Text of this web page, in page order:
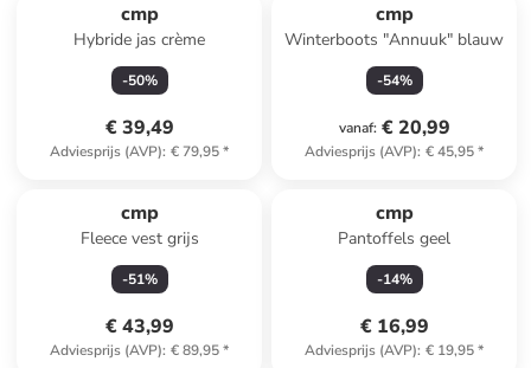
cmp
Hybride jas crème
-50%
€ 39,49
Adviesprijs (AVP): € 79,95*
cmp
Winterboots "Annuuk" blauw
-54%
vanaf: € 20,99
Adviesprijs (AVP): € 45,95*
cmp
Fleece vest grijs
-51%
€ 43,99
Adviesprijs (AVP): € 89,95*
cmp
Pantoffels geel
-14%
€ 16,99
Adviesprijs (AVP): € 19,95*